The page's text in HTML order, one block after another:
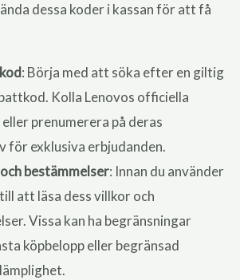
dessa koder i kassan för att få
: Börja med att söka efter en giltig
Kolla Lenovos officiella
prenumerera på deras
för exklusiva erbjudanden.
bestämmelser: Innan du använder
att läsa dess villkor och
Vissa kan ha begränsningar
köpbelopp eller begränsad